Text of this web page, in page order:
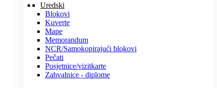
Uredski
Blokovi
Kuverte
Mape
Memorandum
NCR/Samokopirajući blokovi
Pečati
Posjetnice/vizitkarte
Zahvalnice - diplome